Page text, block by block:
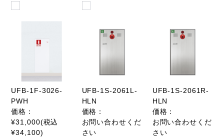
UFB-1F-3026-
PWH
価格：
¥31,000(税込
¥34,100)
UFB-1S-2061L-
HLN
価格：
お問い合わせくだ
さい
UFB-1S-2061R-
HLN
価格：
お問い合わせくだ
さい